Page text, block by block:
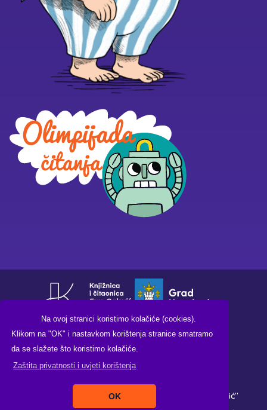
Na ovoj stranici koristimo kolačiće (cookies).
Klikom na "OK" i nastavkom korištenja stranice smatramo
da se slažete što koristimo kolačiće.
Zaštita privatnosti i uvjeti korištenja
OK
Copyright ©2026. Knjižnica i čitaonica "Fran Galović"